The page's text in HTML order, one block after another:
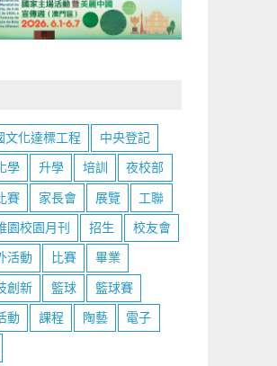
文化達標工程 中央登記
學 升學 培訓 夜校部
賽 家長會 展覽 工聯
園校園月刊 招生 校友會
活動 比賽 畢業
創新 籃球 籃球賽
動 課程 陶藝 電子